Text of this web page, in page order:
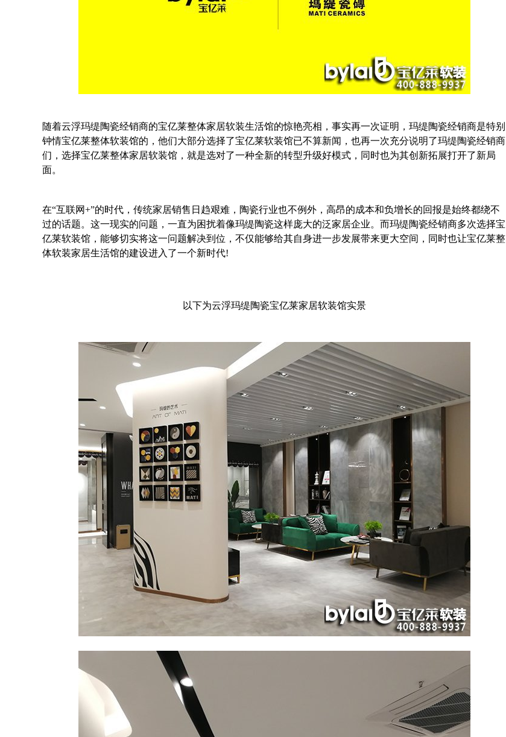
随着云浮玛缇陶瓷经销商的宝亿莱整体家居软装生活馆的惊艳亮相，事实再一次证明，玛缇陶瓷经销商是特别
钟情宝亿莱整体软装馆的，他们大部分选择了宝亿莱软装馆已不算新闻，也再一次充分说明了玛缇陶瓷经销商
们，选择宝亿莱整体家居软装馆，就是选对了一种全新的转型升级好模式，同时也为其创新拓展打开了新局
面。
在“互联网+”的时代，传统家居销售日趋艰难，陶瓷行业也不例外，高昂的成本和负增长的回报是始终都绕不
过的话题。这一现实的问题，一直为困扰着像玛缇陶瓷这样庞大的泛家居企业。而玛缇陶瓷经销商多次选择宝
亿莱软装馆，能够切实将这一问题解决到位，不仅能够给其自身进一步发展带来更大空间，同时也让宝亿莱整
体软装家居生活馆的建设进入了一个新时代!
以下为云浮玛缇陶瓷宝亿莱家居软装馆实景